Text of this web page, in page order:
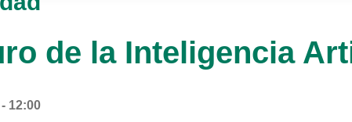
de la Inteligencia
12:00